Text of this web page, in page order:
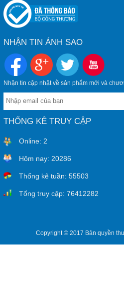
NHẬN TIN ÁNH SAO
Nhận tin cập nhật về sản phẩm mới và
THỐNG KÊ TRUY CẬP
Online: 2
Hôm nay: 20286
Thống kê tuần: 55503
Tổng truy cập: 76412282
Copyright © 2017 Bản quyền